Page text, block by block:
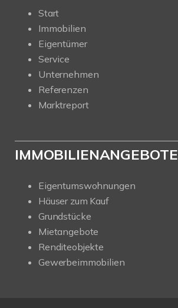
Start
Immobilien
Eigentümer
Service
Unternehmen
Referenzen
Marktreport
IMMOBILIENANGEBOTE
Eigentumswohnungen
Häuser zum Kauf
Grundstücke
Mietangebote
Renditeobjekte
Gewerbeimmobilien